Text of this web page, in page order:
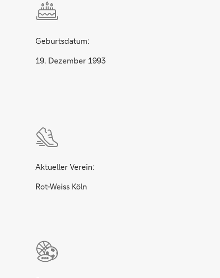
Geburtsdatum:
19. Dezember 1993
Aktueller Verein:
Rot-Weiss Köln